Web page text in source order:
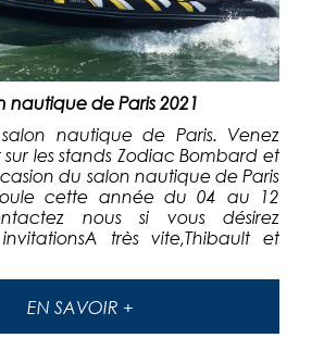
nautique de Paris 2021
nautique de Paris. Venez
les stands Zodiac Bombard et
du salon nautique de Paris
cette année du 04 au 12
nous si vous désirez
très vite,Thibault et
EN SAVOIR +